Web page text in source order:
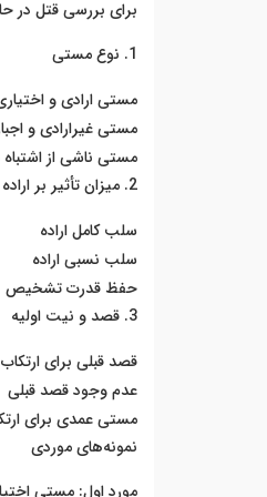
برای بررسی قتل در
1. نوع مستی
مستی ارادی و
مستی غیرارادی و
مستی ناشی از
2. میزان تأثیر بر اراده
سلب کامل اراده
سلب نسبی اراده
حفظ قدرت تشخیص
3. قصد و نیت اولیه
قصد قبلی برای
عدم وجود قصد قبلی
مستی عمدی برای
نمونه‌های موردی
مورد اول: مستی